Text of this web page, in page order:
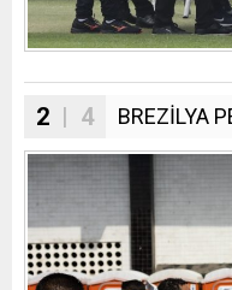
2 | 4 BREZİLYA